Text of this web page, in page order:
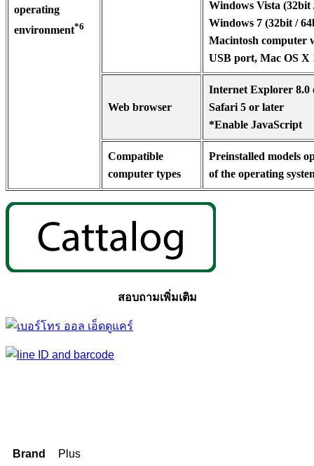
operating
environment*6
Windows Vista (32bit
Windows 7 (32bit /
Macintosh computer
USB port, Mac OS X
Web browser
Internet Explorer 8.0
Safari 5 or later
*Enable JavaScript
Compatible
computer types
Preinstalled models
of the operating
สอบถามเพิ่มเติม
Brand Plus